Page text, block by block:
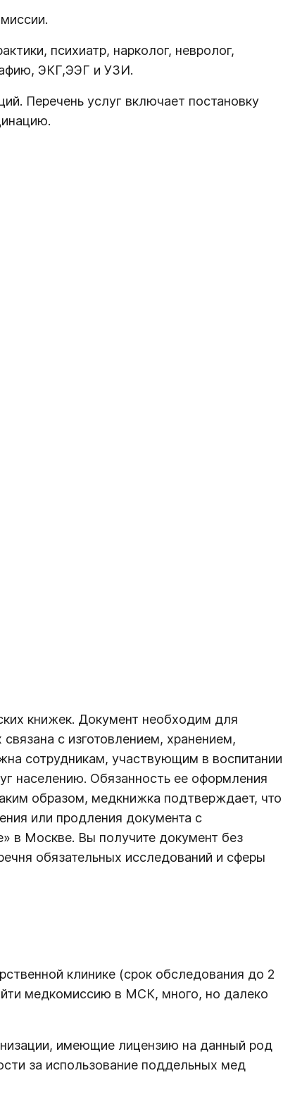
психиатр, нарколог, невролог,
ЭКГ,ЭЭГ и УЗИ.
Перечень услуг включает постановку
книжек. Документ необходим для
с изготовлением, хранением,
сотрудникам, участвующим в воспитании
населению. Обязанность ее оформления
образом, медкнижка подтверждает, что
или продления документа с
в Москве. Вы получите документ без
обязательных исследований и сферы
клинике (срок обследования до 2
медкомиссию в МСК, много, но далеко
имеющие лицензию на данный род
за использование поддельных мед